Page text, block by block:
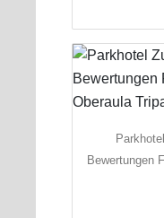
Bewertungen